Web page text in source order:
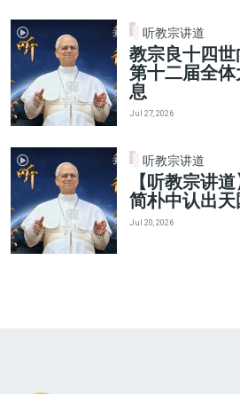
听教宗讲道
教宗良十四
第十二届全
息
Jul 27, 2026
听教宗讲道
【听教宗讲
简朴中认出天
Jul 20, 2026